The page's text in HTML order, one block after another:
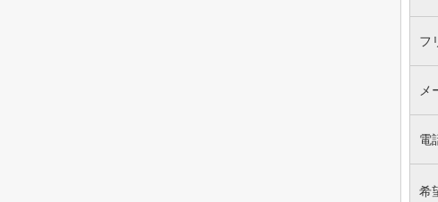
フ
メ
電
希